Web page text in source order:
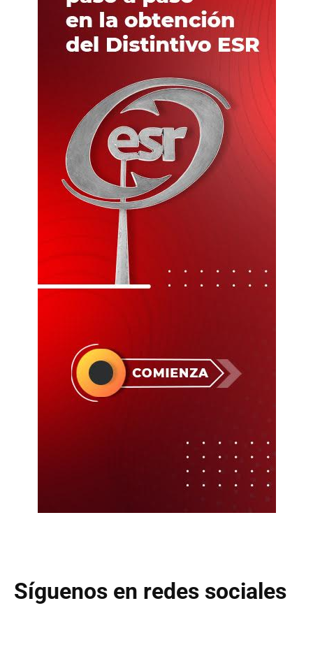
Síguenos en redes sociales